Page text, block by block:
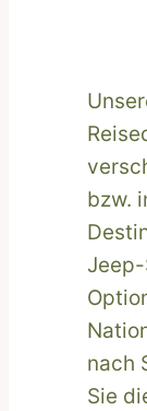
bzw.
nach
Sie